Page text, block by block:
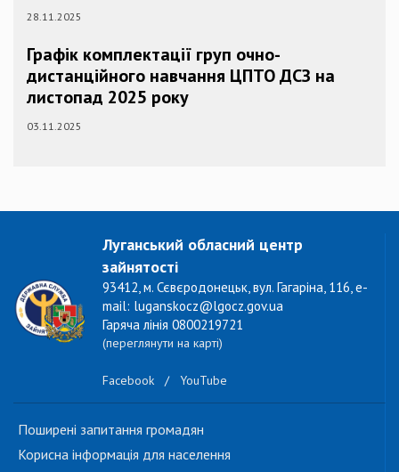
28.11.2025
Графік комплектації груп очно-
дистанційного навчання ЦПТО ДСЗ на
листопад 2025 року
03.11.2025
Луганський обласний центр
зайнятості
93412, м. Сєвєродонецьк, вул. Гагаріна, 116, e-
mail: luganskocz@lgocz.gov.ua
Гаряча лінія 0800219721
(переглянути на карті)
Facebook / YouTube
Поширені запитання громадян
Корисна інформація для населення